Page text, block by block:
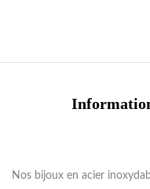
Nos bijoux en acier